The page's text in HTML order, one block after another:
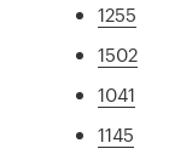
1255
1502
1041
1145